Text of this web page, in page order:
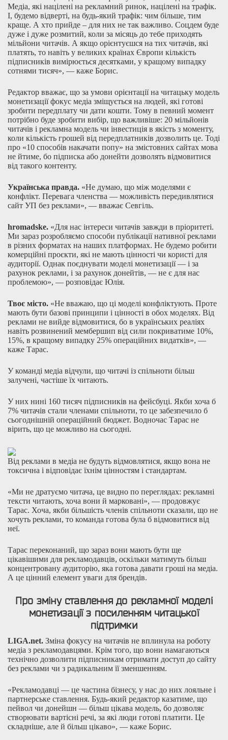
Медіа, які націлені на рекламний ринок, націлені на трафік.
І, будемо відверті, на будь-який трафік: чим більше, тим
краще. А хто прийде – для них не так важливо. Соцдем буде
дуже і дуже розмитий, коли за місяць до тебе приходять
мільйони читачів. А якщо орієнтуєшся на тих читачів, які
платять, то навіть у великих країнах Європи кількість
підписників вимірюється десятками, у кращому випадку
сотнями тисяч», — каже Борис.
Редактор вважає, що за умови орієнтації на читацьку модель
монетизації фокус медіа зміщується на людей, які готові
зробити передплату чи дати кошти. Тому в певний момент
потрібно буде зробити вибір, що важливіше: 20 мільйонів
читачів і рекламна модель чи інвестиція в якість з моменту,
коли кількість грошей від передплатників дозволить це. Тоді
про «10 способів накачати попу» на змістовних сайтах мова
не йтиме, бо підписка або донейти дозволять відмовитися
від такого контенту.
Українська правда. «Не думаю, що між моделями є
конфлікт. Перевага членства — можливість передивлятися
сайт УП без реклами», — вважає Севгіль.
hromadske. «Для нас інтереси читачів завжди в пріоритеті.
Ми зараз розробляємо способи публікації нативної реклами
в різних форматах на наших платформах. Не будемо робити
комерційні проєкти, які не мають цінності чи користі для
аудиторії. Однак поєднувати моделі монетизації — і за
рахунок реклами, і за рахунок донейтів, — не є для нас
проблемою», — розповідає Юлія.
Твоє місто. «Не вважаю, що ці моделі конфліктують. Проте
мають бути базові принципи і цінності в обох моделях. Від
реклами не вийде відмовитися, бо в українських реаліях
навіть розвинений мембершип від сили покриватиме 10%,
15%, в кращому випадку 25% операційних видатків», —
каже Тарас.
У команді медіа відчули, що читачі із спільноти більш
залучені, частіше їх читають.
У них нині 160 тисяч підписників на фейсбуці. Якби хоча б
7% читачів стали членами спільноти, то це забезпечило б
сьогоднішній операційний бюджет. Водночас Тарас не
вірить, що це можливо на сьогодні.
Від реклами в медіа не будуть відмовлятися, якщо вона не
токсична і відповідає їхнім цінностям і стандартам.
«Ми не дратуємо читача, це видно по переглядах: рекламні
тексти читають, хоча вони й марковані», — продовжує
Тарас. Хоча, якби більшість членів спільноти сказали, що не
хочуть реклами, то команда готова була б відмовитися від
неї.
Тарас переконаний, що зараз вони мають бути ще
цікавішими для рекламодавців, оскільки матимуть більш
концентровану аудиторію, яка готова давати гроші на медіа.
А це цінний елемент уваги для брендів.
Про зміну ставлення до рекламної моделі
монетизації з посиленням читацької
підтримки
LIGA.net. Зміна фокусу на читачів не вплинула на роботу
медіа з рекламодавцями. Крім того, що вони намагаються
технічно дозволити підписникам отримати доступ до сайту
без реклами чи з радикальним її зменшенням.
«Рекламодавці — це частина бізнесу, у нас до них лояльне і
партнерське ставлення. Будь-який редактор казатиме, що
пейвол чи донейшн — більш цікава модель, бо дозволяє
створювати вартісні речі, за які люди готові платити. Це
складніше, але й більш цікаво», — каже Борис.